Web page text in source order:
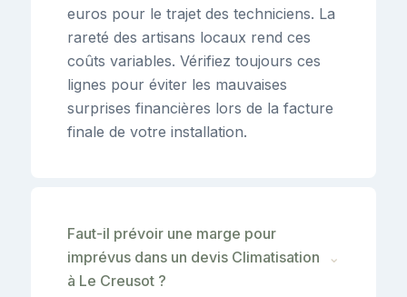
euros pour le trajet des techniciens. La
rareté des artisans locaux rend ces
coûts variables. Vérifiez toujours ces
lignes pour éviter les mauvaises
surprises financières lors de la facture
finale de votre installation.
Faut-il prévoir une marge pour
imprévus dans un devis Climatisation
à Le Creusot ?
⌄